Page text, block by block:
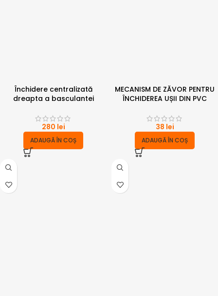
Închidere centralizată
dreapta a basculantei
280 lei
ADAUGĂ ÎN COȘ
MECANISM DE ZĂVOR PENTRU
ÎNCHIDEREA UȘII DIN PVC
38 lei
ADAUGĂ ÎN COȘ